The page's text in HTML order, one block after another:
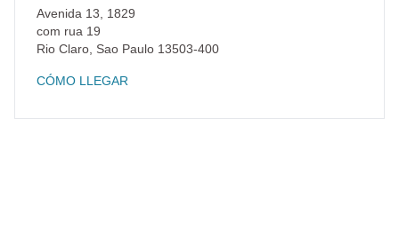
Avenida 13, 1829
com rua 19
Rio Claro Sao Paulo 13503-400
CÓMO LLEGAR